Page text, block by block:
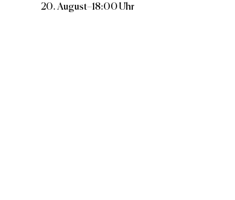
20. August–18:00 Uhr